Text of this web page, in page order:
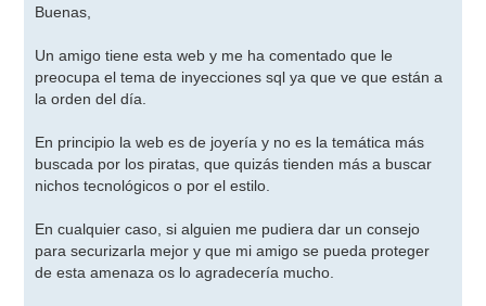
n
j
e
Buenas,
Un amigo tiene esta web y me ha comentado que le
preocupa el tema de inyecciones sql ya que ve que están a
la orden del día.
En principio la web es de joyería y no es la temática más
buscada por los piratas, que quizás tienden más a buscar
nichos tecnológicos o por el estilo.
En cualquier caso, si alguien me pudiera dar un consejo
para securizarla mejor y que mi amigo se pueda proteger
de esta amenaza os lo agradecería mucho.